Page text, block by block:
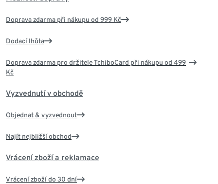
Doprava zdarma při nákupu od 999 Kč
Dodací lhůta
Doprava zdarma pro držitele TchiboCard při nákupu od 499
Kč
Vyzvednutí v obchodě
Objednat & vyzvednout
Najít nejbližší obchod
Vrácení zboží a reklamace
Vrácení zboží do 30 dní